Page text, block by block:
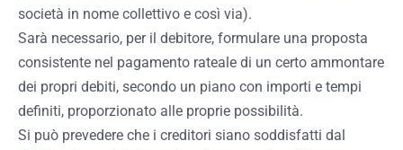
società in nome collettivo e così via).
Sarà necessario, per il debitore, formulare una proposta
consistente nel pagamento rateale di un certo ammontare
dei propri debiti, secondo un piano con importi e tempi
definiti, proporzionato alle proprie possibilità.
Si può prevedere che i creditori siano soddisfatti dal